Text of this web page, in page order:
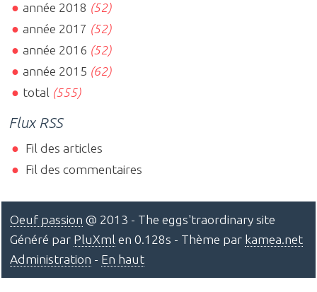
année 2018 (52)
année 2017 (52)
année 2016 (52)
année 2015 (62)
total (555)
Flux RSS
Fil des articles
Fil des commentaires
Oeuf passion @ 2013 - The eggs'traordinary site
Généré par PluXml en 0.128s - Thème par kamea.net
Administration - En haut